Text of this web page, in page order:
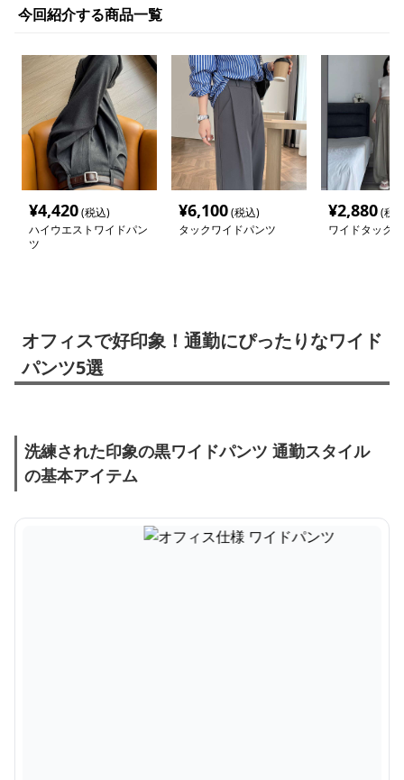
今回紹介する商品一覧
¥4,420(税込)
ハイウエストワイドパン
ツ
¥6,100(税込)
タックワイドパンツ
¥2,880(税
ワイドタック
オフィスで好印象！通勤にぴったりなワイド
パンツ5選
洗練された印象の黒ワイドパンツ 通勤スタイル
の基本アイテム